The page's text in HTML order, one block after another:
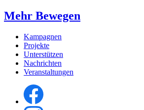
Mehr Bewegen
Kampagnen
Projekte
Unterstützen
Nachrichten
Veranstaltungen